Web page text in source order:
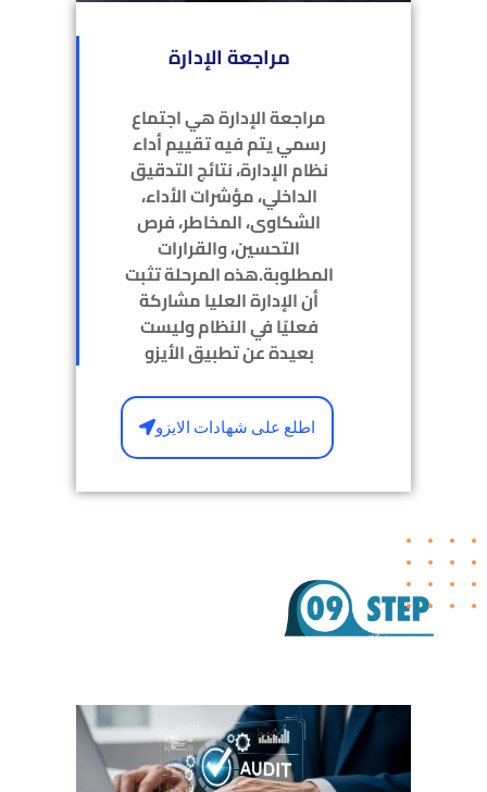
مراجعة الإدارة
مراجعة الإدارة هي اجتماع
رسمي يتم فيه تقييم أداء
نظام الإدارة، نتائج التدقيق
الداخلي، مؤشرات الأداء،
الشكاوى، المخاطر، فرص
التحسين، والقرارات
المطلوبة.هذه المرحلة تثبت
أن الإدارة العليا مشاركة
فعليًا في النظام وليست
بعيدة عن تطبيق الأيزو
اطلع على شهادات الايزو